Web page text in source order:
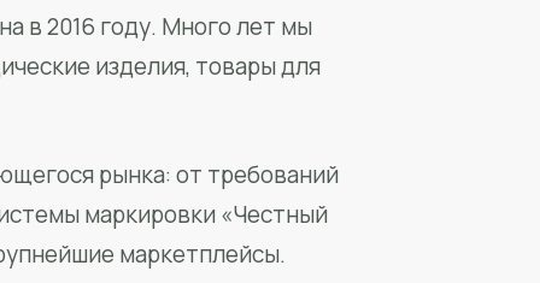
в 2016 году. Много лет мы
изделия, товары для
рынка: от требований
маркировки «Честный
маркетплейсы.